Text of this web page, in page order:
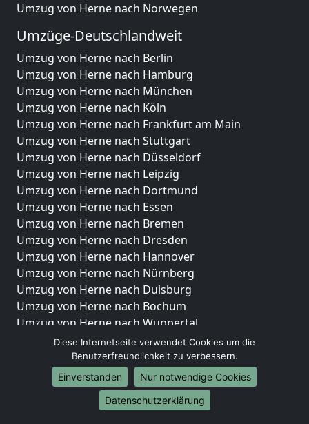
Umzug von Herne nach Norwegen
Umzüge-Deutschlandweit
Umzug von Herne nach Berlin
Umzug von Herne nach Hamburg
Umzug von Herne nach München
Umzug von Herne nach Köln
Umzug von Herne nach Frankfurt am Main
Umzug von Herne nach Stuttgart
Umzug von Herne nach Düsseldorf
Umzug von Herne nach Leipzig
Umzug von Herne nach Dortmund
Umzug von Herne nach Essen
Umzug von Herne nach Bremen
Umzug von Herne nach Dresden
Umzug von Herne nach Hannover
Umzug von Herne nach Nürnberg
Umzug von Herne nach Duisburg
Umzug von Herne nach Bochum
Umzug von Herne nach Wuppertal
Umzug von Herne nach Bielefeld
Umzug von Herne nach Bonn
Umzug von Herne nach Münster
Internationale-Umzüge
Diese Internetseite verwendet Cookies um die
Benutzerfreundlichkeit zu verbessern.
Einverstanden
Nur notwendige Cookies
Datenschutzerklärung